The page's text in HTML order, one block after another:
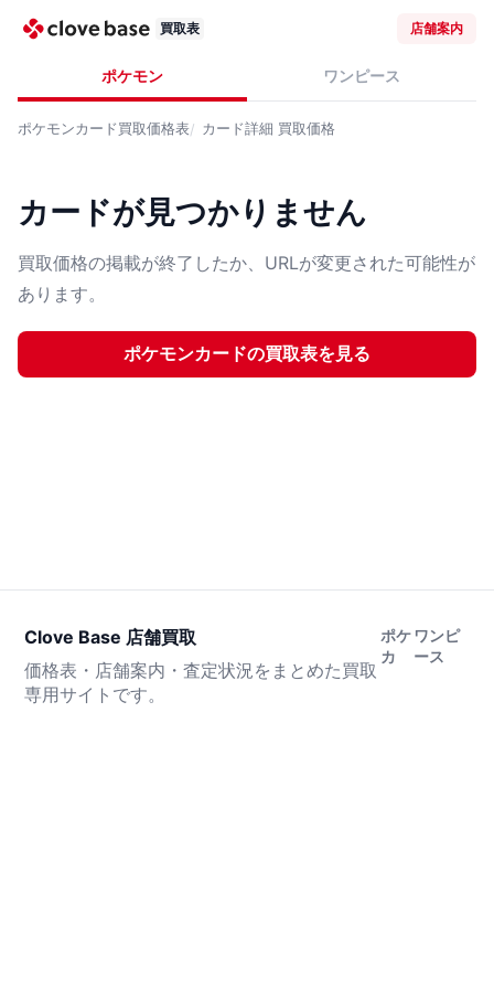
買取表 店舗案内
ポケモン ワンピース
ポケモンカード買取価格表 カード詳細 買取価格
カードが見つかりません
買取価格の掲載が終了したか、URLが変更された可能性が
あります。
ポケモンカードの買取表を見る
Clove Base 店舗買取
価格表・店舗案内・査定状況をまとめた買取
専用サイトです。
ポケ
カ
ワンピ
ース